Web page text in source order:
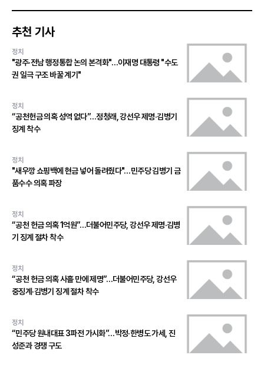
추천 기사
정치
"광주·전남 행정통합 논의 본격화"…이재명 대통령 "수도
권 일극 구조 바꿀 계기"
정치
“공천헌금 의혹 성역 없다”…정청래, 강선우 제명·김병기
징계 착수
정치
"새우깡 쇼핑백에 현금 넣어 돌려줬다"…민주당 김병기 금
품수수 의혹 파장
정치
“공천 헌금 의혹 1억원”…더불어민주당, 강선우 제명·김병
기 징계 절차 착수
정치
“공천 헌금 의혹 사흘 만에 제명”…더불어민주당, 강선우
중징계·김병기 징계 절차 착수
정치
“민주당 원내대표 3파전 가시화”…박정·한병도 가세, 진
성준과 경쟁 구도